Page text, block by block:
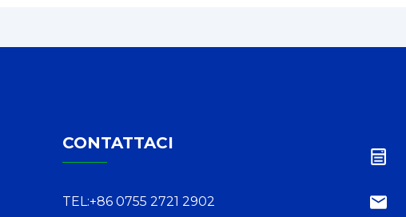
CONTATTACI
TEL:+86 0755 2721 2902